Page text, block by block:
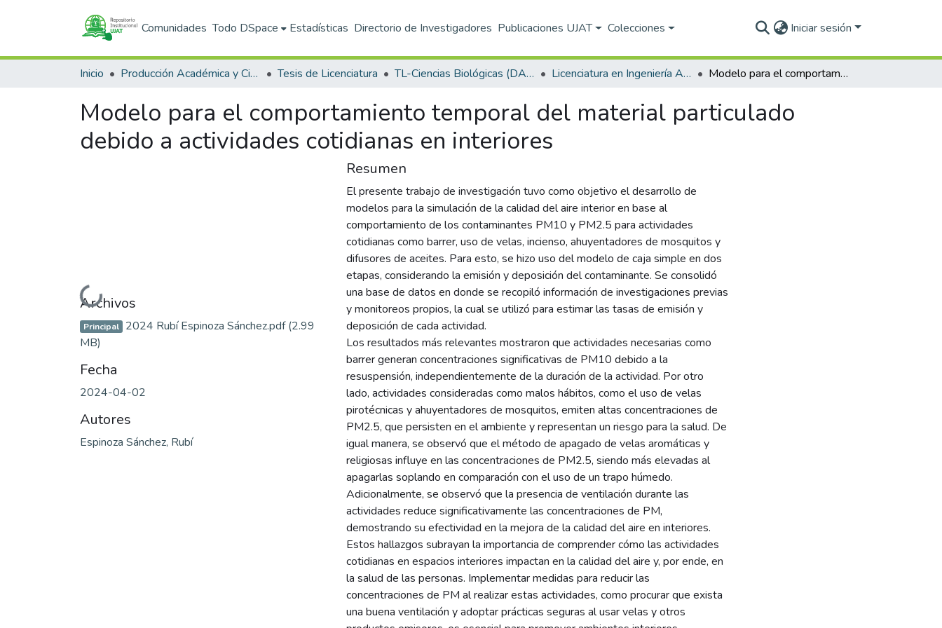
Comunidades Todo DSpace Estadísticas Directorio de Investigadores Publicaciones UJAT Colecciones Iniciar sesión
Inicio Producción Académica y Científica Tesis de Licenciatura TL-Ciencias Biológicas (DACBIOL) Licenciatura en Ingeniería Ambiental Modelo para el comportamiento temporal del material particulado debido a actividades cotidianas en interiores
Modelo para el comportamiento temporal del material particulado
debido a actividades cotidianas en interiores
Cargando...
Archivos
Principal 2024 Rubí Espinoza Sánchez.pdf(2.99
MB)
Fecha
2024-04-02
Autores
Espinoza Sánchez, Rubí
Resumen
El presente trabajo de investigación tuvo como objetivo el desarrollo de
modelos para la simulación de la calidad del aire interior en base al
comportamiento de los contaminantes PM10 y PM2.5 para actividades
cotidianas como barrer, uso de velas, incienso, ahuyentadores de mosquitos y
difusores de aceites. Para esto, se hizo uso del modelo de caja simple en dos
etapas, considerando la emisión y deposición del contaminante. Se consolidó
una base de datos en donde se recopiló información de investigaciones previas
y monitoreos propios, la cual se utilizó para estimar las tasas de emisión y
deposición de cada actividad.
Los resultados más relevantes mostraron que actividades necesarias como
barrer generan concentraciones significativas de PM10 debido a la
resuspensión, independientemente de la duración de la actividad. Por otro
lado, actividades consideradas como malos hábitos, como el uso de velas
pirotécnicas y ahuyentadores de mosquitos, emiten altas concentraciones de
PM2.5, que persisten en el ambiente y representan un riesgo para la salud. De
igual manera, se observó que el método de apagado de velas aromáticas y
religiosas influye en las concentraciones de PM2.5, siendo más elevadas al
apagarlas soplando en comparación con el uso de un trapo húmedo.
Adicionalmente, se observó que la presencia de ventilación durante las
actividades reduce significativamente las concentraciones de PM,
demostrando su efectividad en la mejora de la calidad del aire en interiores.
Estos hallazgos subrayan la importancia de comprender cómo las actividades
cotidianas en espacios interiores impactan en la calidad del aire y, por ende, en
la salud de las personas. Implementar medidas para reducir las
concentraciones de PM al realizar estas actividades, como procurar que exista
una buena ventilación y adoptar prácticas seguras al usar velas y otros